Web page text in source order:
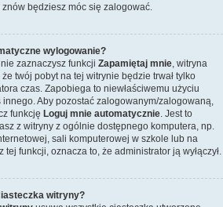
będziesz móc się zalogować.
wylogowanie?
zaznaczysz funkcji Zapamiętaj mnie, witryna
twój pobyt na tej witrynie będzie trwał tylko
czas. Zapobiega to niewłaściwemu użyciu
Aby pozostać zalogowanym/zalogowaną,
funkcję Loguj mnie automatycznie. Jest to
z witryny z ogólnie dostępnego komputera, np.
sali komputerowej w szkole lub na
funkcji, oznacza to, że administrator ją wyłączył.
witryny?